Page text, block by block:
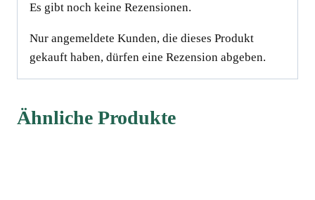
Es gibt noch keine Rezensionen.
Nur angemeldete Kunden, die dieses Produkt
gekauft haben, dürfen eine Rezension abgeben.
Ähnliche Produkte